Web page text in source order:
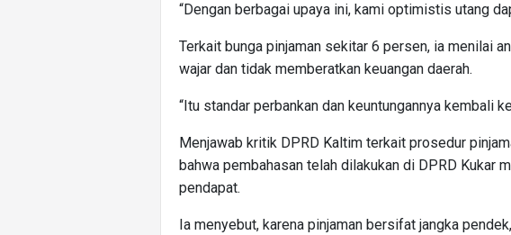
“Dengan berbagai upaya ini, kami optimistis utang
Terkait bunga pinjaman sekitar 6 persen, ia menilai
wajar dan tidak memberatkan keuangan daerah.
“Itu standar perbankan dan keuntungannya kembali
Menjawab kritik DPRD Kaltim terkait prosedur
bahwa pembahasan telah dilakukan di DPRD Kukar
pendapat.
Ia menyebut, karena pinjaman bersifat jangka